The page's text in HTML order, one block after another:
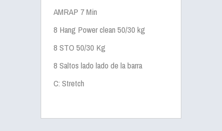
AMRAP 7 Min
8 Hang Power clean 50/30 kg
8 STO 50/30 Kg
8 Saltos lado lado de la barra
C: Stretch